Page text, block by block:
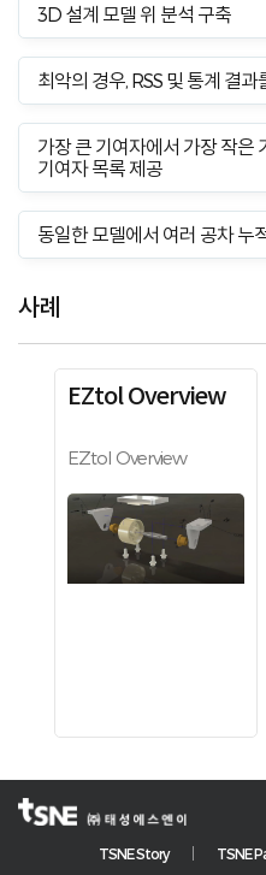
3D 설계 모델 위 분석 구축
최악의 경우, RSS 및 통계 결
가장 큰 기여자에서 가장 작은
기여자 목록 제공
동일한 모델에서 여러 공차 누
사례
EZtol Overview
EZtol Overview
TSNE Story TSNE